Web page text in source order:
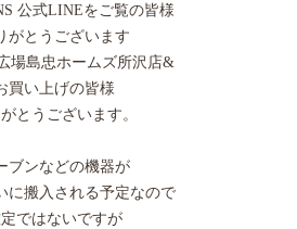
公式LINEをご覧の皆様
がとうございます
場島忠ホームズ所沢店&
買い上げの皆様
とうございます。
ブンなどの機器が
に搬入される予定なので
ではないですが